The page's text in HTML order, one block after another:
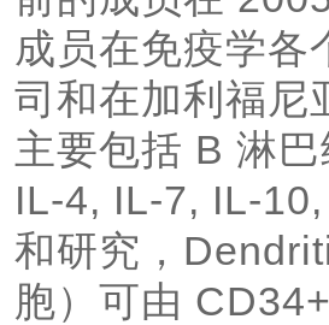
能和表
控，C
做出了巨大的贡献。
直走在
提供一
成员在免疫学各
司和在加利福尼
主要包括 B 淋
IL-4, IL-7, IL-
和研究，
胞）可由